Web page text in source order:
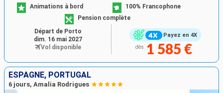
Payez en 4X
Animations à bord
100% Francophone
Pension complète
dès 1 585 €
Départ de Porto
dim. 16 mai 2027
Vol disponible
ESPAGNE, PORTUGAL
6 jours, Amalia Rodrigues